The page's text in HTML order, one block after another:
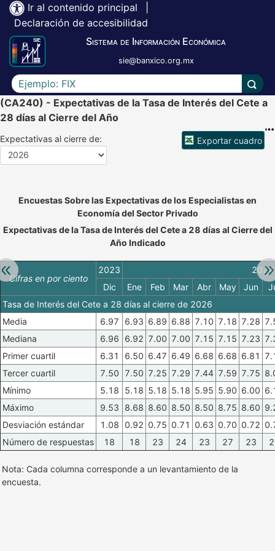
Ir al contenido principal
Declaración de accesibilidad
Sistema de Información Económica
sie@banxico.org.mx
Escriba el texto a buscar
(CA240) - Expectativas de la Tasa de Interés del Cete a
28 días al Cierre del Año
Expectativas al cierre de: Exportar cuadro
Retroceder:
Accesibilidad de Cuadros Analíticos, al exportar el cuadro
Encuestas Sobre las Expectativas de los Especialistas en
Economía del Sector Privado
Expectativas de la Tasa de Interés del Cete a 28 días al Cierre del
Año Indicado
Cifras en por ciento
2023
2024
Dic
Ene Feb Mar Abr May Jun
Tasa de Interés del Cete a 28 días al cierre de 2026
Media
6.97 6.93 6.89 6.88 7.10 7.18 7.28
Mediana
6.96 6.92 7.00 7.00 7.15 7.15 7.23
Primer cuartil
6.31 6.50 6.47 6.49 6.68 6.68 6.81
Tercer cuartil
7.50 7.50 7.25 7.29 7.44 7.59 7.75
Mínimo
5.18 5.18 5.18 5.18 5.95 5.90 6.00
Máximo
9.53 8.68 8.60 8.50 8.50 8.75 8.60
Desviación estándar
1.08 0.92 0.75 0.71 0.63 0.70 0.72
Número de respuestas
18 18 23 24 23 27 23
Nota: Cada columna corresponde a un levantamiento de la
encuesta.